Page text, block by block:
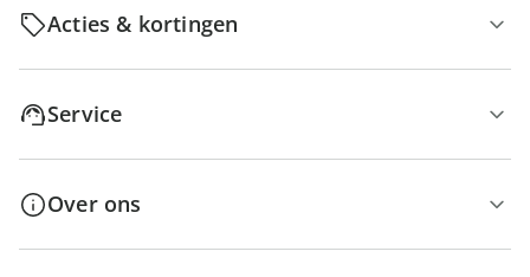
Acties & kortingen
Service
Over ons